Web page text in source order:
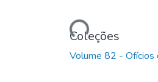
Carregando...
Coleções
Volume 82 - Ofícios